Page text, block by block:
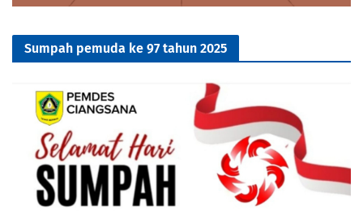
Sumpah pemuda ke 97 tahun 2025